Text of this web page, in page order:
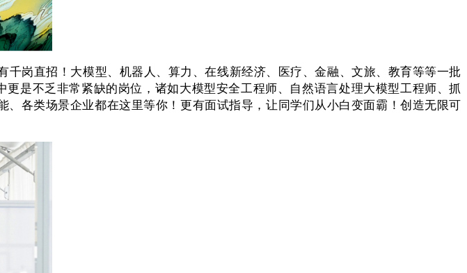
直招！大模型、机器人、算力、在线新经济、医疗、金融、文旅、教育等等一批
是不乏非常紧缺的岗位，诸如大模型安全工程师、自然语言处理大模型工程师、抓
各类场景企业都在这里等你！更有面试指导，让同学们从小白变面霸！创造无限可